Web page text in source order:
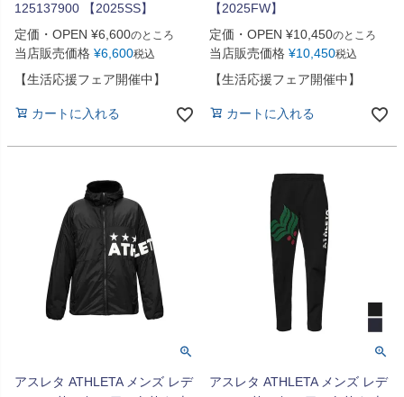
125137900 【2025SS】
定価・OPEN ¥6,600のところ
当店販売価格 ¥6,600税込
【生活応援フェア開催中】
カートに入れる
【2025FW】
定価・OPEN ¥10,450のところ
当店販売価格 ¥10,450税込
【生活応援フェア開催中】
カートに入れる
アスレタ ATHLETA メンズ レデ
アスレタ ATHLETA メンズ レデ